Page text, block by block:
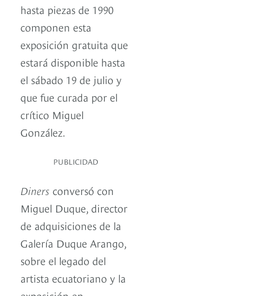
hasta piezas de 1990
componen esta
exposición gratuita que
estará disponible hasta
el sábado 19 de julio y
que fue curada por el
crítico Miguel
González.
PUBLICIDAD
Diners conversó con
Miguel Duque, director
de adquisiciones de la
Galería Duque Arango,
sobre el legado del
artista ecuatoriano y la